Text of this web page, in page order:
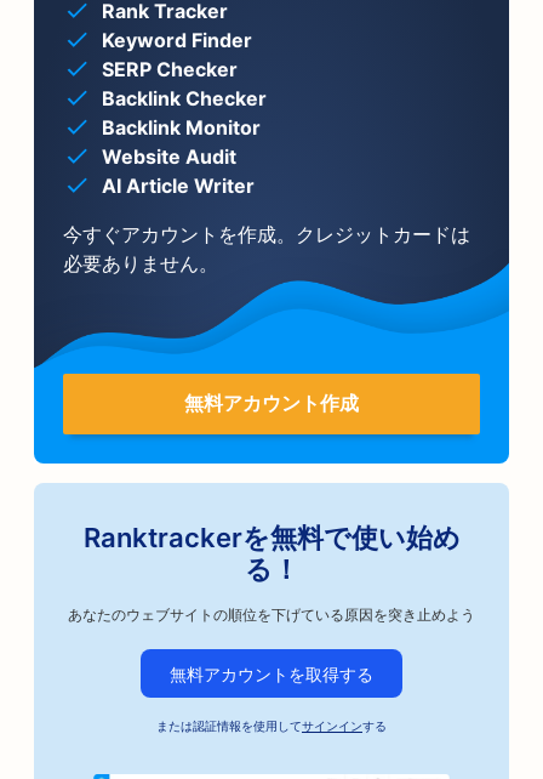
Rank Tracker
Keyword Finder
SERP Checker
Backlink Checker
Backlink Monitor
Website Audit
AI Article Writer
今すぐアカウントを作成。クレジットカードは
必要ありません。
無料アカウント作成
Ranktrackerを無料で使い始め
る！
あなたのウェブサイトの順位を下げている原因を突き止めよう
無料アカウントを取得する
または認証情報を使用してサインインする